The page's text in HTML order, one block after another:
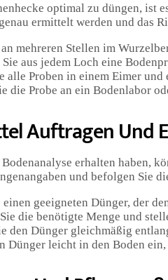
optimal zu düngen, ist
ermittelt werden und das
mehreren Stellen im
aus jedem Loch eine
alle Proben in einem Eimer
die Probe an ein Bodenlabor
Auftragen Und
erhalten haben,
und befolgen Sie
einen geeigneten Dünger, der
die benötigte Menge und
den Dünger gleichmäßig
Dünger leicht in den Boden